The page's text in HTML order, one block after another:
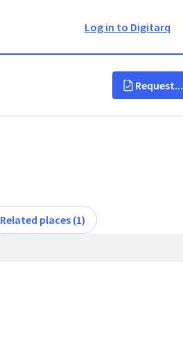
Log in to Digitarq
Request...
Related places (1)